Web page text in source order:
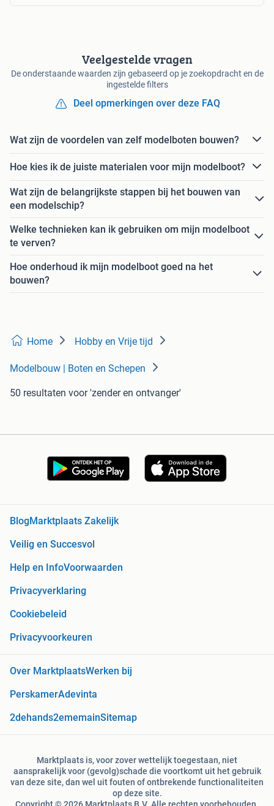
Veelgestelde vragen
De onderstaande waarden zijn gebaseerd op je zoekopdracht en de
ingestelde filters
Deel opmerkingen over deze FAQ
Wat zijn de voordelen van zelf modelboten bouwen?
Hoe kies ik de juiste materialen voor mijn modelboot?
Wat zijn de belangrijkste stappen bij het bouwen van
een modelschip?
Welke technieken kan ik gebruiken om mijn modelboot
te verven?
Hoe onderhoud ik mijn modelboot goed na het
bouwen?
Home Hobby en Vrije tijd
Modelbouw | Boten en Schepen
50 resultaten voor 'zender en ontvanger'
Blog Marktplaats Zakelijk
Veilig en Succesvol
Help en InfoVoorwaarden
Privacyverklaring
Cookiebeleid
Privacyvoorkeuren
Over MarktplaatsWerken bij
PerskamerAdevinta
2dehands2ememainSitemap
Marktplaats is, voor zover wettelijk toegestaan, niet
aansprakelijk voor (gevolg)schade die voortkomt uit het gebruik
van deze site, dan wel uit fouten of ontbrekende functionaliteiten
op deze site.